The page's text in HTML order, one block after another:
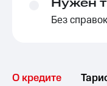
Без
О кредите